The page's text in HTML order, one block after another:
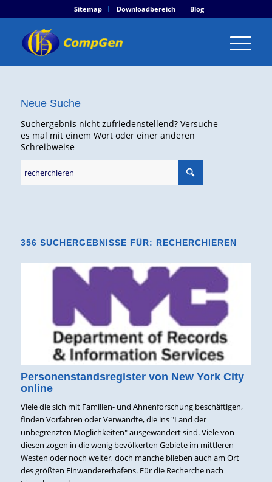
Sitemap Downloadbereich Blog
Neue Suche
Suchergebnis nicht zufriedenstellend? Versuche
es mal mit einem Wort oder einer anderen
Schreibweise
356 SUCHERGEBNISSE FÜR: RECHERCHIEREN
Personenstandsregister von New York City
online
Viele die sich mit Familien- und Ahnenforschung beschäftigen,
finden Vorfahren oder Verwandte, die ins "Land der
unbegrenzten Möglichkeiten" ausgewandert sind. Viele von
diesen zogen in die wenig bevölkerten Gebiete im mittleren
Westen oder noch weiter, doch manche blieben auch am Ort
des größten Einwandererhafens. Für die Recherche nach